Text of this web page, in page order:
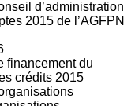
d’administration
2015 de l’AGFPN
financement du
crédits 2015